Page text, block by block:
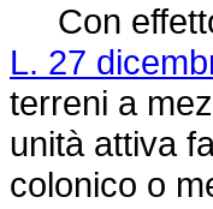
Con
L. 27
terreni a
unità attiva
colonico o